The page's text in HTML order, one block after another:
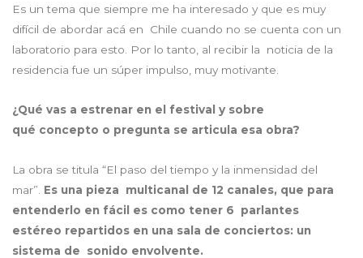
Es un tema que siempre me ha interesado y que es muy
difícil de abordar acá en Chile cuando no se cuenta con un
laboratorio para esto. Por lo tanto, al recibir la noticia de la
residencia fue un súper impulso, muy motivante.
¿Qué vas a estrenar en el festival y sobre
qué concepto o pregunta se articula esa obra?
La obra se titula “El paso del tiempo y la inmensidad del
mar”. Es una pieza
multicanal de 12 canales, que para
entenderlo en fácil es como tener 6
parlantes
estéreo repartidos en una sala de conciertos: un
sistema de
sonido envolvente.